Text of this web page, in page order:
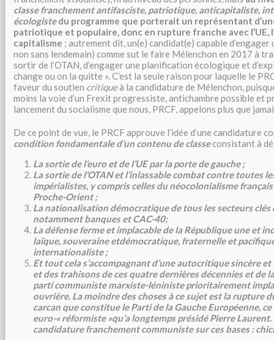
classefranchement antifasciste, patriotique, anticapitaliste,
écologistedu programme que porterait un représentant
patriotique et populaire, donc en rupture franche avec l’UE,
capitalisme ; autrement dit, un(e) candidat(e) capable
non sans lendemain) comme sut le faire Mélenchon en 2017 à
sortir de l’OTAN, d’engager une planification écologique et
change ou on la quitte ». C’est la seule raison pour laquelle le
faveur du soutien critiqueà la candidature de Mélenchon,
moins la voie d’un Frexit progressiste, antichambre possible et
lancement du socialisme que nous, PRCF, appelons plus que
De ce point de vue, le PRCF approuve l’idée d’une candidature
condition fondamentale d’un contenu de classeconsistant à
La sortie de l’euro et de l’UE par la porte de gauche ;
La sortie de l’OTAN et l’inlassable combat contre toutes
impérialistes, y compris celles du néocolonialisme
Proche-Orient ;
La nationalisation démocratique de tous les secteurs clés
notamment banques et CAC-40;
La défense ferme et implacable de la République une et
laïque, souveraine etdémocratique, fraternelle et
internationaliste ;
Et tout cela s’accompagnant d’une autocritique sincère
et des trahisons de ces quatre dernières décennies et de
parti communiste marxiste-léniniste prioritairement
ouvrière. La moindre des choses à ce sujet est la rupture
carcan que constitue le Parti de la Gauche Européenne, ce
euro-« réformiste »qu’a longtemps présidé Pierre
candidature franchement communiste sur ces bases :